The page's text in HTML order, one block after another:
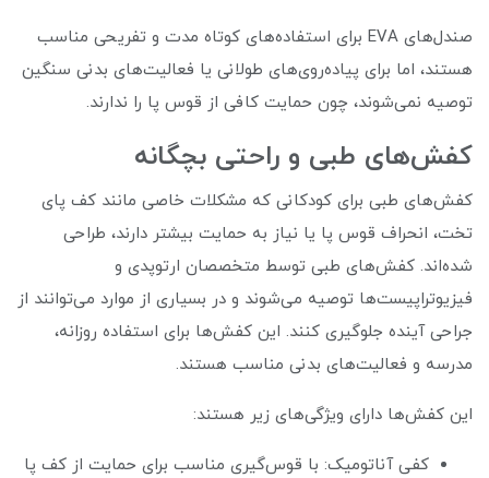
صندل‌های EVA برای استفاده‌های کوتاه‌ مدت و تفریحی مناسب
هستند، اما برای پیاده‌روی‌های طولانی یا فعالیت‌های بدنی سنگین
توصیه نمی‌شوند، چون حمایت کافی از قوس پا را ندارند.
کفش‌های طبی و راحتی بچگانه
کفش‌های طبی برای کودکانی که مشکلات خاصی مانند کف پای
تخت، انحراف قوس پا یا نیاز به حمایت بیشتر دارند، طراحی
شده‌اند. کفش‌های طبی توسط متخصصان ارتوپدی و
فیزیوتراپیست‌ها توصیه می‌شوند و در بسیاری از موارد می‌توانند از
جراحی آینده جلوگیری کنند. این کفش‌ها برای استفاده روزانه،
مدرسه و فعالیت‌های بدنی مناسب هستند.
این کفش‌ها دارای ویژگی‌های زیر هستند:
کفی آناتومیک: با قوس‌گیری مناسب برای حمایت از کف پا